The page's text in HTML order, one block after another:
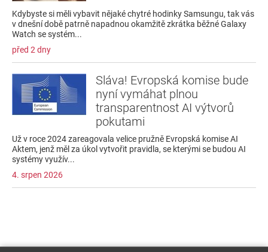
Kdybyste si měli vybavit nějaké chytré hodinky Samsungu, tak vás
v dnešní době patrně napadnou okamžitě zkrátka běžné Galaxy
Watch se systém...
před 2 dny
Sláva! Evropská komise bude
nyní vymáhat plnou
transparentnost AI výtvorů
pokutami
Už v roce 2024 zareagovala velice pružně Evropská komise AI
Aktem, jenž měl za úkol vytvořit pravidla, se kterými se budou AI
systémy využív...
4. srpen 2026